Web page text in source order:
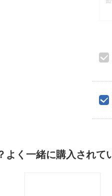
よく一緒に購入されて